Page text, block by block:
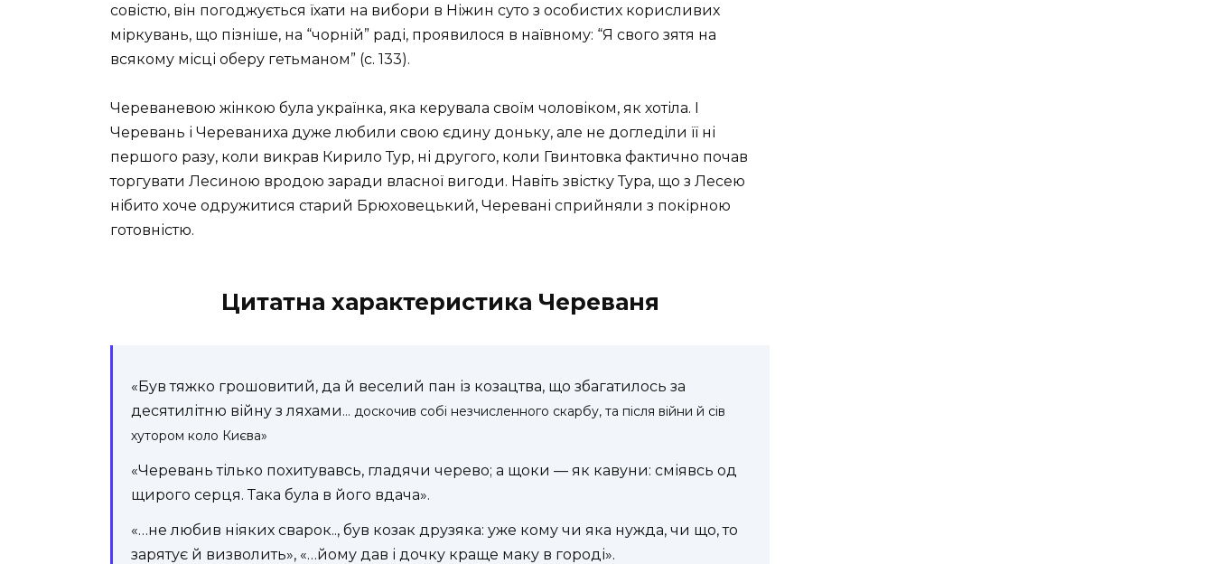
совістю, він погоджується їхати на вибори в Ніжин суто з особистих корисливих
міркувань, що пізніше, на “чорній” раді, проявилося в наївному: “Я свого зятя на
всякому місці оберу гетьманом” (с. 133).
Череваневою жінкою була українка, яка керувала своїм чоловіком, як хотіла. І
Черевань і Череваниха дуже любили свою єдину доньку, але не догледіли її ні
першого разу, коли викрав Кирило Тур, ні другого, коли Гвинтовка фактично почав
торгувати Лесиною вродою заради власної вигоди. Навіть звістку Тура, що з Лесею
нібито хоче одружитися старий Брюховецький, Черевані сприйняли з покірною
готовністю.
Цитатна характеристика Череваня
«Був тяжко грошовитий, да й веселий пан із козацтва, що збагатилось за
десятилітню війну з ляхами… доскочив собі незчисленного скарбу, та після війни й сів
хутором коло Києва»
«Черевань тілько похитувавсь, гладячи черево; а щоки — як кавуни: сміявсь од
щирого серця. Така була в його вдача».
«…не любив ніяких сварок.., був козак друзяка: уже кому чи яка нужда, чи що, то
зарятує й визволить», «…йому дав і дочку краще маку в городі».